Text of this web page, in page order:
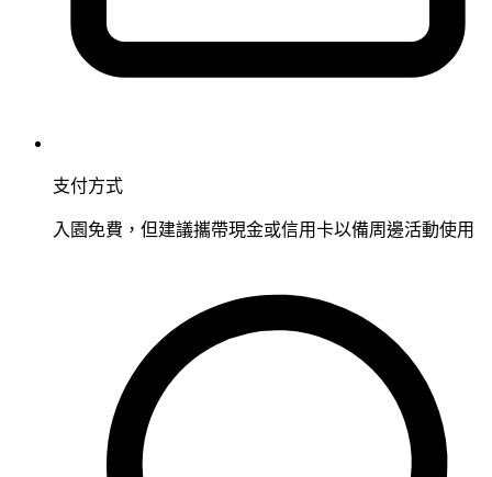
支付方式
入園免費，但建議攜帶現金或信用卡以備周邊活動使用